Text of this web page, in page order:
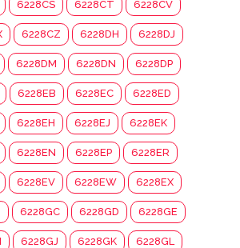
6228CS 6228CT 6228CV
6228CZ 6228DH 6228DJ
6228DM 6228DN 6228DP
6228EB 6228EC 6228ED
6228EH 6228EJ 6228EK
6228EN 6228EP 6228ER
6228EV 6228EW 6228EX
6228GC 6228GD 6228GE
6228GJ 6228GK 6228GL